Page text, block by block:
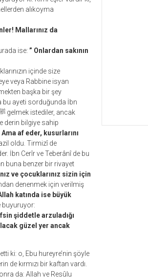
alıkoyma
Mallarınız da
ise: ” Onlardan sakının
içinde size
veya Rabbine isyan
başka bir şey
bu ayeti sorduğunda İbn
Ama af eder, kusurlarını
oldu. Tirmizî de
İbn Cerîr ve Teberânî de bu
buna benzer bir rivayet
ve çocuklarınız sizin için
denenmek için verilmiş
katında ise büyük
şiddetle arzuladığı
güzel yer ancak
ki: o, Ebu hureyre’nin şöyle